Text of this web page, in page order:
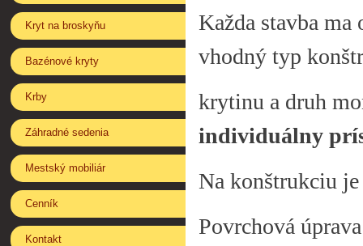
Každa stavba
vhodný typ
krytinu a druh
individuálny
Na konštrukciu
Povrchová
Kryt na broskyňu
Bazénové kryty
Krby
Záhradné sedenia
Mestský mobiliár
Cenník
Kontakt